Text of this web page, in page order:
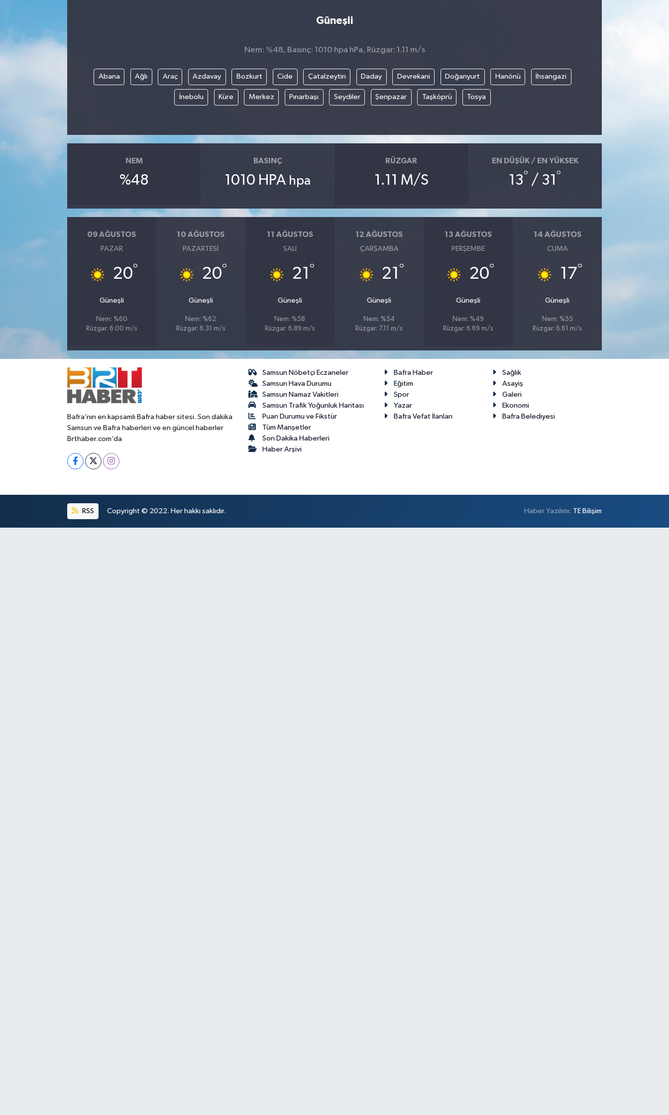
Güneşli
Nem: %48, Basınç: 1010 hpa hPa, Rüzgar: 1.11 m/s
Abana Ağlı Araç Azdavay Bozkurt Cide Çatalzeytin Daday Devrekani Doğanyurt Hanönü İhsangazi
İnebolu Küre Merkez Pınarbaşı Seydiler Şenpazar Taşköprü Tosya
NEM
%48
BASINÇ
1010 HPA hpa
RÜZGAR
1.11 M/S
EN DÜŞÜK / EN YÜKSEK
13° / 31 °
09 AĞUSTOS
PAZAR
20°
Güneşli
Nem: %60
Rüzgar: 6.00 m/s
10 AĞUSTOS
PAZARTESI
20°
Güneşli
Nem: %62
Rüzgar: 6.31 m/s
11 AĞUSTOS
SALI
21 °
Güneşli
Nem: %58
Rüzgar: 6.89 m/s
12 AĞUSTOS
ÇARŞAMBA
21 °
Güneşli
Nem: %54
Rüzgar: 7.11 m/s
13 AĞUSTOS
PERŞEMBE
20°
Güneşli
Nem: %49
Rüzgar: 6.69 m/s
14 AĞUSTOS
CUMA
17°
Güneşli
Nem: %55
Rüzgar: 6.61 m/s
Bafra’nın en kapsamlı Bafra haber sitesi. Son dakika
Samsun ve Bafra haberleri ve en güncel haberler
Brthaber.com’da
Samsun Nöbetçi Eczaneler
Samsun Hava Durumu
Samsun Namaz Vakitleri
Samsun Trafik Yoğunluk Haritası
Puan Durumu ve Fikstür
Tüm Manşetler
Son Dakika Haberleri
Haber Arşivi
Bafra Haber
Sağlık
Eğitim
Asayiş
Spor
Galeri
Yazar
Ekonomi
Bafra Vefat İlanları
Bafra Belediyesi
RSS Copyright © 2022. Her hakkı saklıdır. Haber Yazılımı: TE Bilişim